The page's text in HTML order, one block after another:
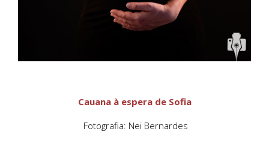
Cauana à espera de Sofia
Fotografia: Nei Bernardes